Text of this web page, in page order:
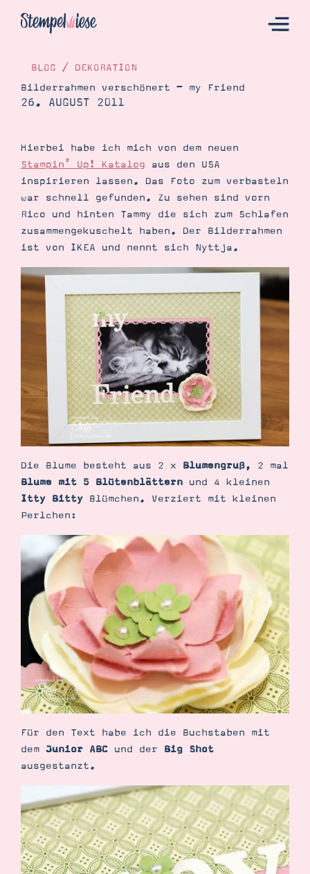
Katalog
Bestellen
Kontakt
Angebote
Demonstrator werden
Blog
Gutscheine
Produkte erklärt
Über mich
Über Stampin’ Up!
Tipps & Tricks
Ordnungstipps
Suche Impressum Datenschutz
BLOG / DEKORATION
Bilderrahmen verschönert – my Friend
26. AUGUST 2011
Hierbei habe ich mich von dem neuen
Stampin’ Up! Katalog aus den USA
inspirieren lassen. Das Foto zum verbasteln
war schnell gefunden. Zu sehen sind vorn
Rico und hinten Tammy die sich zum Schlafen
zusammengekuschelt haben. Der Bilderrahmen
ist von IKEA und nennt sich Nyttja.
Die Blume besteht aus 2 x Blumengruß, 2 mal
Blume mit 5 Blütenblättern und 4 kleinen
Itty Bitty Blümchen. Verziert mit kleinen
Perlchen:
Für den Text habe ich die Buchstaben mit
dem Junior ABC und der Big Shot
ausgestanzt.